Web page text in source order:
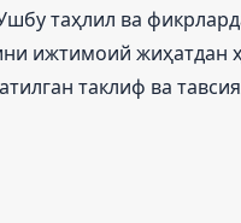
таҳлил ва
ижтимоий
таклиф ва